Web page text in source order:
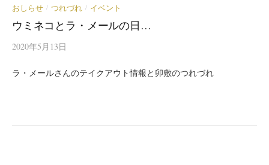
おしらせ / つれづれ / イベント
ウミネコとラ・メールの日…
2020年5月13日
ラ・メールさんのテイクアウト情報と卯敷のつれづれ